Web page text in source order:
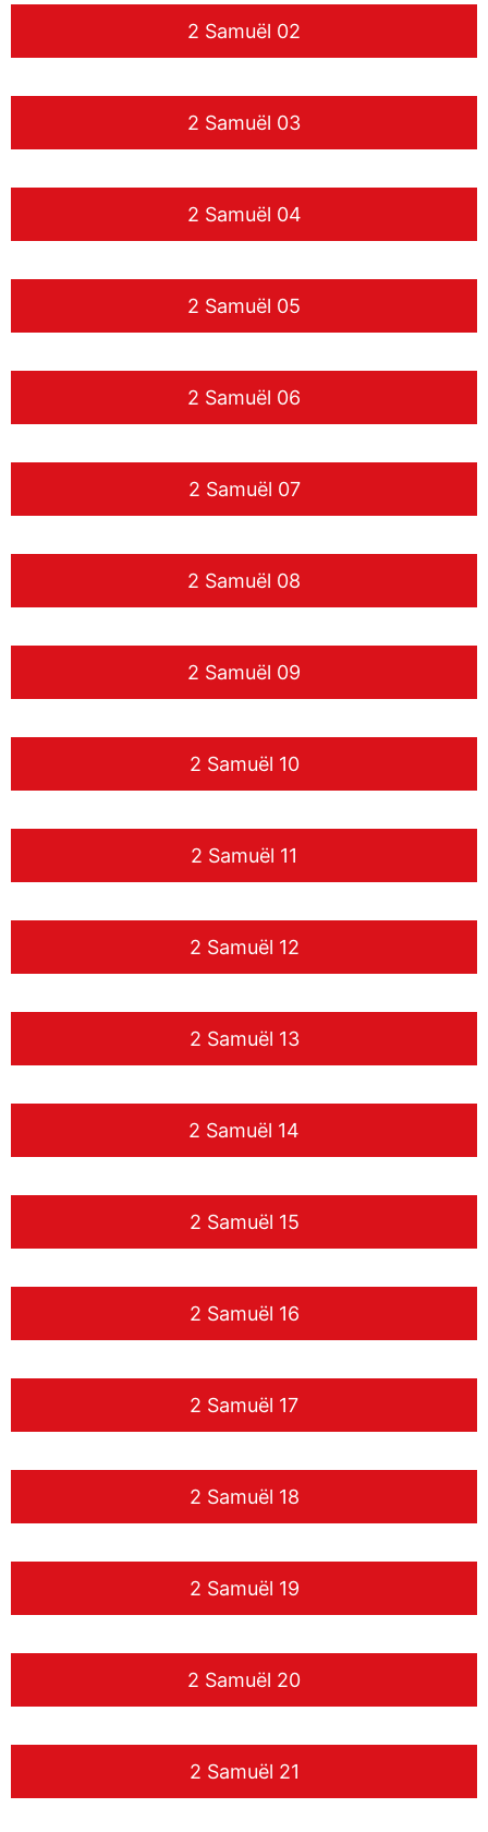
2 Samuël 02
2 Samuël 03
2 Samuël 04
2 Samuël 05
2 Samuël 06
2 Samuël 07
2 Samuël 08
2 Samuël 09
2 Samuël 10
2 Samuël 11
2 Samuël 12
2 Samuël 13
2 Samuël 14
2 Samuël 15
2 Samuël 16
2 Samuël 17
2 Samuël 18
2 Samuël 19
2 Samuël 20
2 Samuël 21